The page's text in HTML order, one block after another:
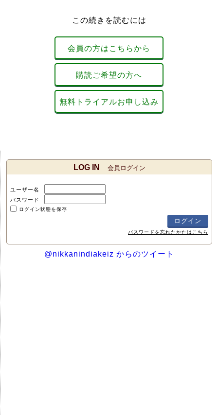
この続きを読むには
会員の方はこちらから
購読ご希望の方へ
無料トライアルお申し込み
LOG IN 会員ログイン
ユーザー名
パスワード
ログイン状態を保存
パスワードを忘れたかたはこちら
@nikkanindiakeiz からのツイート